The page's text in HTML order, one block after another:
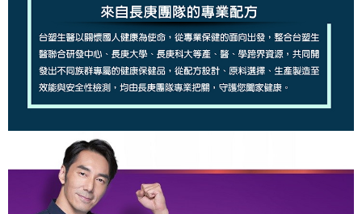
恩沛科技股份有限公司將有權停止該用戶之使用額度並採取法律行動。
每筆NT$90，滿NT$1,000(含以上)免運費
貨到付款
每筆NT$90，滿NT$1,000(含以上)免運費